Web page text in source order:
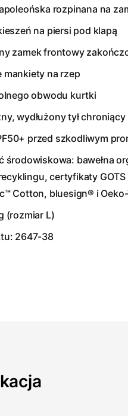
rozpinana na
na piersi pod klapą
zamek frontowy
mankiety na rzep
obwodu kurtki
wydłużony tył
przed szkodliwym
środowiskowa: bawełna
certyfikaty
Cotton, bluesign® i
(rozmiar L)
2647-38